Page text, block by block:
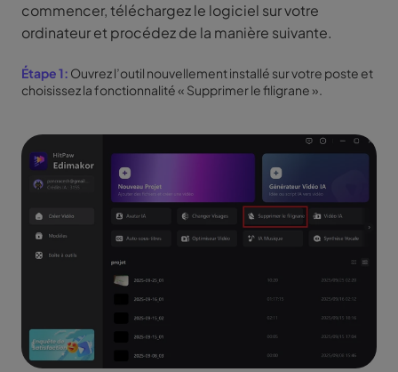
commencer, téléchargez le logiciel sur votre
ordinateur et procédez de la manière suivante.
Étape 1: Ouvrez l’outil nouvellement installé sur votre poste et
choisissez la fonctionnalité « Supprimer le filigrane ».